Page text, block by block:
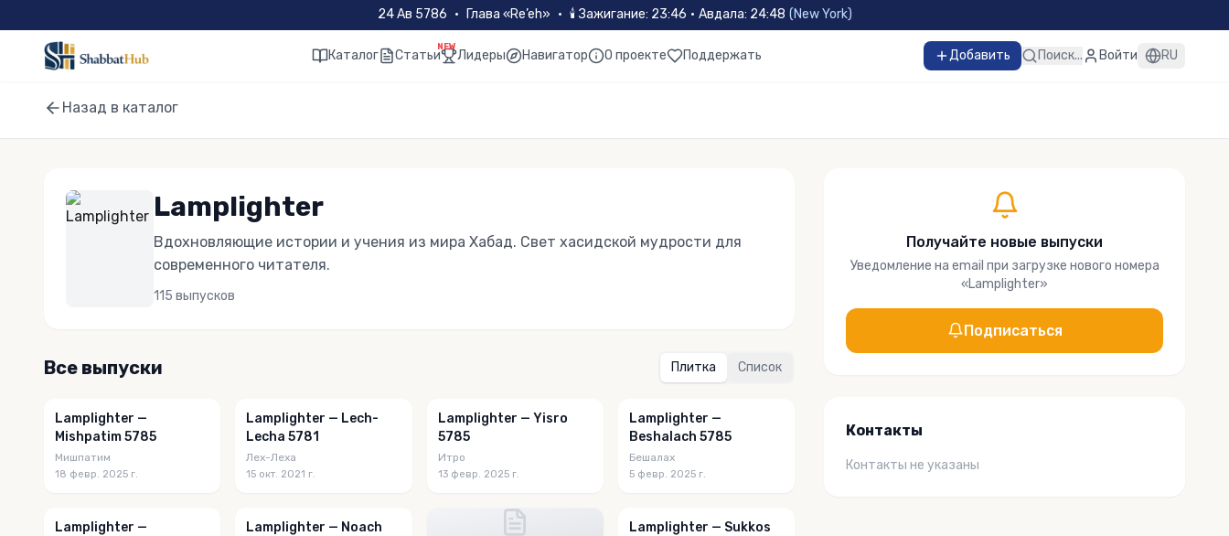
24 Ав 5786 • Глава «Re’eh» • 🕯Зажигание: 23:46 · Авдала: 24:48 (New York)
Каталог Статьи
NEW
Лидеры Навигатор О проекте Поддержать Добавить Поиск... Войти RU
Назад в каталог
Lamplighter
Вдохновляющие истории и учения из мира Хабад. Свет хасидской мудрости для
современного читателя.
115 выпусков
Все выпуски Плитка Список
Lamplighter —
Mishpatim 5785
Мишпатим
18 февр. 2025 г.
Lamplighter — Lech-
Lecha 5781
Лех-Леха
15 окт. 2021 г.
Lamplighter — Yisro
5785
Итро
13 февр. 2025 г.
Lamplighter —
Beshalach 5785
Бешалах
5 февр. 2025 г.
Lamplighter —
Lamplighter — Noach
Lamplighter — Sukkos
Получайте новые выпуски
Уведомление на email при загрузке нового номера
«Lamplighter»
Подписаться
Контакты
Контакты не указаны